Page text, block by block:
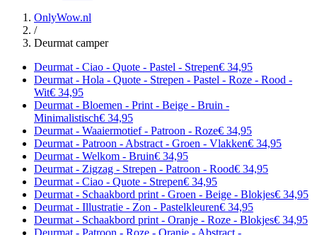
OnlyWow.nl
/
Deurmat camper
Deurmat - Ciao - Quote - Pastel - Strepen€ 34,95
Deurmat - Hola - Quote - Strepen - Pastel - Roze - Rood -
Wit€ 34,95
Deurmat - Bloemen - Print - Beige - Bruin -
Minimalistisch€ 34,95
Deurmat - Waaiermotief - Patroon - Roze€ 34,95
Deurmat - Patroon - Abstract - Groen - Vlakken€ 34,95
Deurmat - Welkom - Bruin€ 34,95
Deurmat - Zigzag - Strepen - Patroon - Rood€ 34,95
Deurmat - Ciao - Quote - Strepen€ 34,95
Deurmat - Schaakbord print - Groen - Beige - Blokjes€ 34,95
Deurmat - Illustratie - Zon - Pastelkleuren€ 34,95
Deurmat - Schaakbord print - Oranje - Roze - Blokjes€ 34,95
Deurmat - Patroon - Roze - Oranje - Abstract -